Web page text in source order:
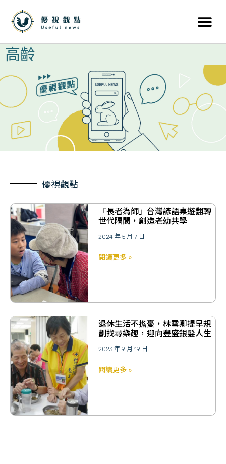
高齡
優視觀點
「長者為師」台灣諺語桌遊翻轉
世代隔閡，創造老幼共學
2024 年 5 月 7 日
閱讀更多 »
退休生活不擔憂，林雪卿提早規
劃找尋樂趣，迎向豐盛銀髮人生
2023 年 9 月 19 日
閱讀更多 »